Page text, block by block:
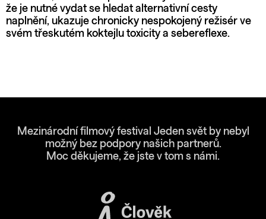
že je nutné vydat se hledat alternativní cesty
naplnění, ukazuje chronicky nespokojený režisér ve
svém třeskutém koktejlu toxicity a sebereflexe.
Mezinárodní filmový festival Jeden svět by nebyl
možný bez podpory našich partnerů.
Moc děkujeme, že jste v tom s námi.